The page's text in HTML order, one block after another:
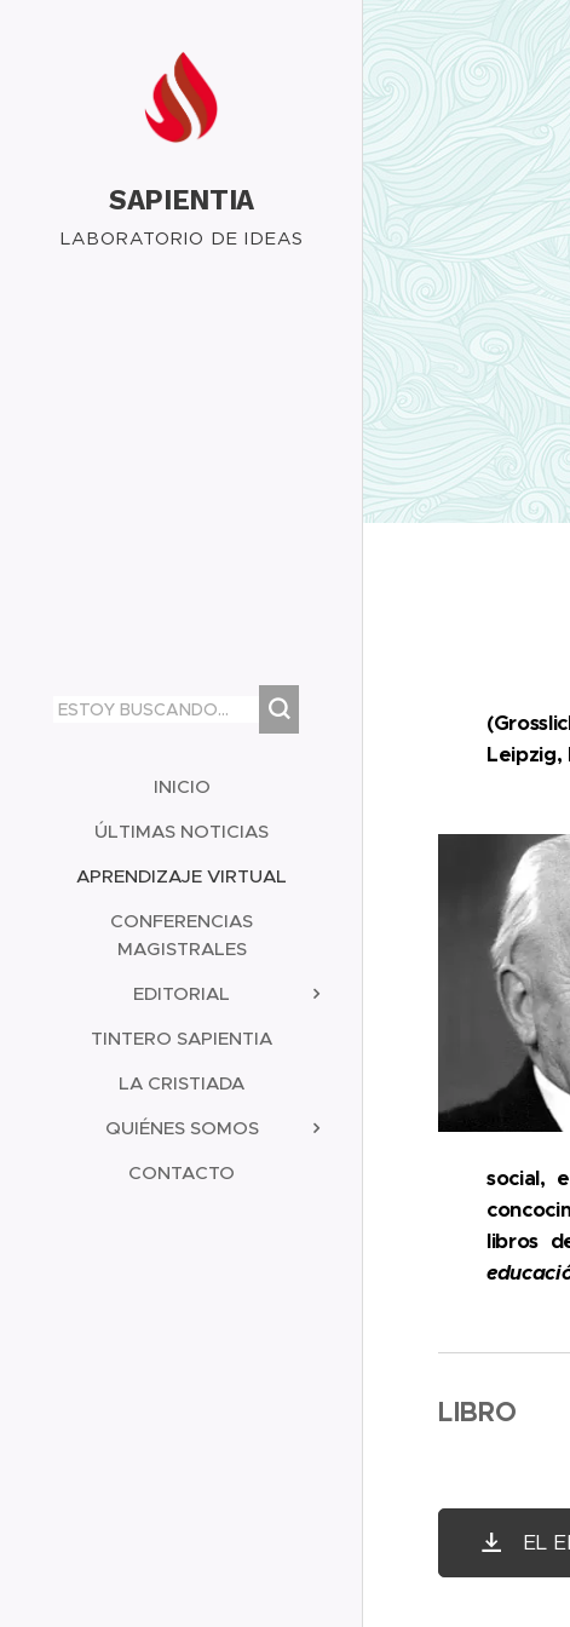
SAPIENTIA
LABORATORIO DE IDEAS
INICIO
ÚLTIMAS NOTICIAS
APRENDIZAJE VIRTUAL
CONFERENCIAS
MAGISTRALES
EDITORIAL
TINTERO SAPIENTIA
LA CRISTIADA
QUIÉNES SOMOS
CONTACTO
Leipzig,
social,
libros
LIBRO
EL